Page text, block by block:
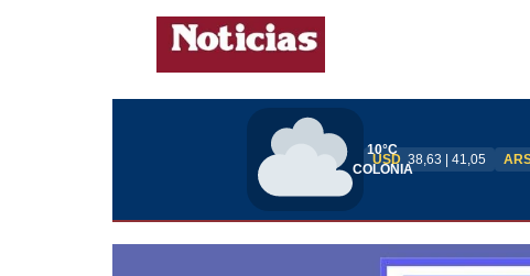
10°C
COLONIA
USD 38,63 | 41,05